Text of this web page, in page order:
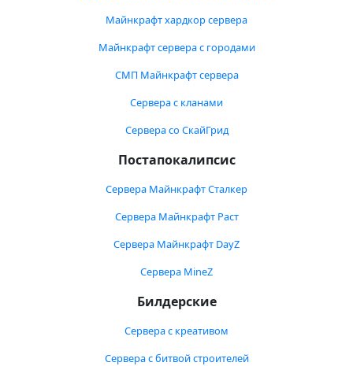
Майнкрафт хардкор сервера
Майнкрафт сервера с городами
СМП Майнкрафт сервера
Сервера с кланами
Сервера со СкайГрид
Постапокалипсис
Сервера Майнкрафт Сталкер
Сервера Майнкрафт Раст
Сервера Майнкрафт DayZ
Сервера MineZ
Билдерские
Сервера с креативом
Сервера с битвой строителей